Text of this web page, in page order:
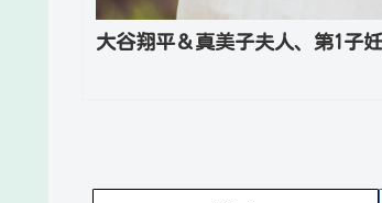
大谷翔平＆真美子夫人、第1子